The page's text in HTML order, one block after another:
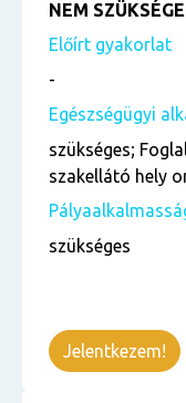
NEM
Előírt gyakorlat
-
Egészségügyi
szükséges;
szakellátó hely
szükséges
Jelentkezem!